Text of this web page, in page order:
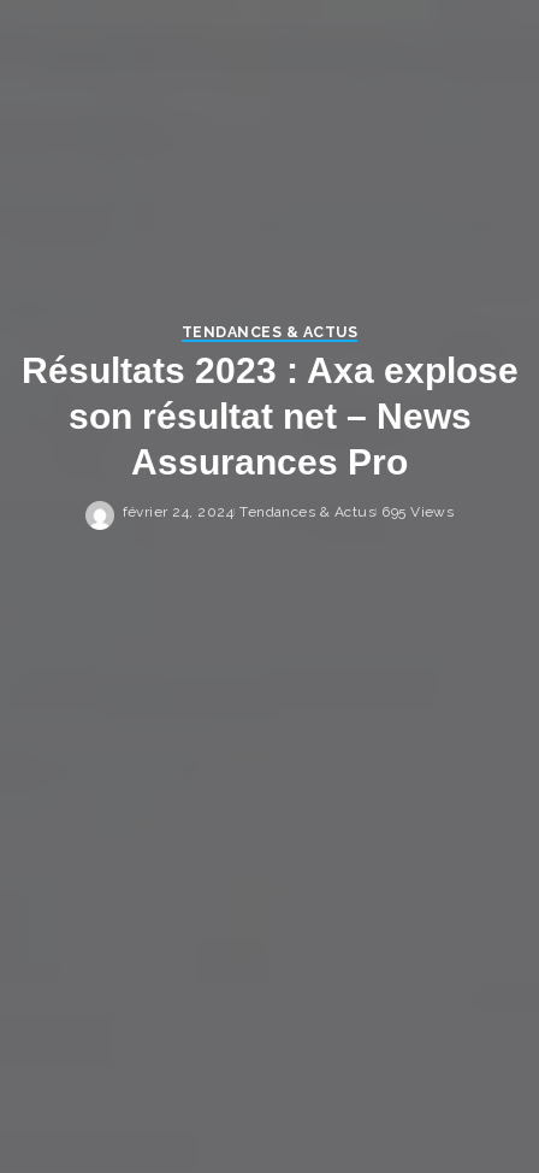
TENDANCES & ACTUS
Résultats 2023 : Axa explose
son résultat net – News
Assurances Pro
février 24, 2024 Tendances & Actus 695 Views